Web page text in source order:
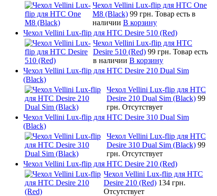
Чехол Vellini Lux-flip для HTC One
M8 (Black) 99 грн. Товар есть в
наличии В корзину
Чехол Vellini Lux-flip для HTC Desire 510 (Red)
Чехол Vellini Lux-flip для HTC
Desire 510 (Red) 99 грн. Товар есть
в наличии В корзину
Чехол Vellini Lux-flip для HTC Desire 210 Dual Sim
(Black)
Чехол Vellini Lux-flip для HTC
Desire 210 Dual Sim (Black) 99
грн. Отсутствует
Чехол Vellini Lux-flip для HTC Desire 310 Dual Sim
(Black)
Чехол Vellini Lux-flip для HTC
Desire 310 Dual Sim (Black) 99
грн. Отсутствует
Чехол Vellini Lux-flip для HTC Desire 210 (Red)
Чехол Vellini Lux-flip для HTC
Desire 210 (Red) 134 грн.
Отсутствует